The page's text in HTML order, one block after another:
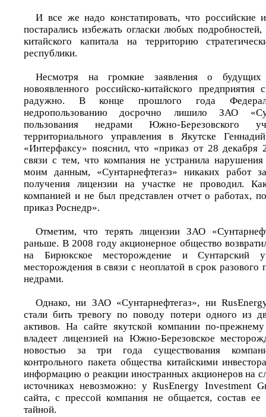
И все же надо констатировать, что российские
постарались избежать огласки любых
китайского капитала на территорию
республики.
Несмотря на громкие заявления о будущих
новоявленного российско-китайского предприятия
радужно. В конце прошлого года
недропользованию досрочно лишило ЗАО
пользования недрами Южно-Березовского
территориального управления в Якутске
«Интерфаксу» пояснил, что «приказ от 28
связи с тем, что компания не устранила
моим данным, «Сунтарнефтегаз» никаких работ
получения лицензии на участке не проводил.
компанией и не был представлен отчет о работах,
приказ Роснедр».
Отметим, что терять лицензии ЗАО
раньше. В 2008 году акционерное общество
на Бирюкское месторождение и Сунтарский
месторождения в связи с неоплатой в срок разового
недрами.
Однако, ни ЗАО «Сунтарнефтегаз», ни
стали бить тревогу по поводу потери одного из
активов. На сайте якутской компании по-
владеет лицензией на Южно-Березовское
новостью за три года существования
контрольного пакета общества китайскими
информацию о реакции иностранных акционеров на
источниках невозможно: у RusEnergy Investment
сайта, с прессой компания не общается, состав ее
тайной.